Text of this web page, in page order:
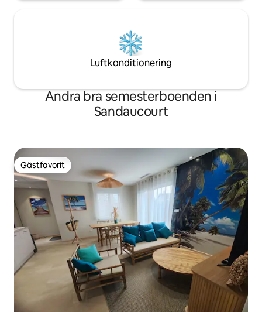
Luftkonditionering
Andra bra semesterboenden i
Sandaucourt
Gästfavorit
Gästfavorit